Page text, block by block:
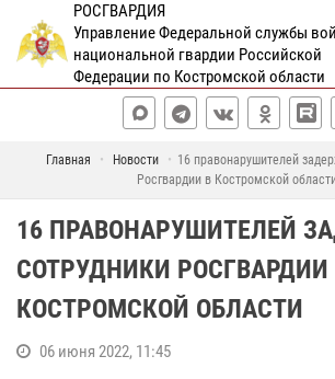
РОСГВАРДИЯ
Управление Федеральной службы
национальной гвардии Российской
Федерации по Костромской области
Главная Новости
16 правонарушителей
Росгвардии в Костромской
16 ПРАВОНАРУШИТЕЛЕЙ
СОТРУДНИКИ РОСГВАРДИИ
КОСТРОМСКОЙ ОБЛАСТИ
06 июня 2022, 11:45